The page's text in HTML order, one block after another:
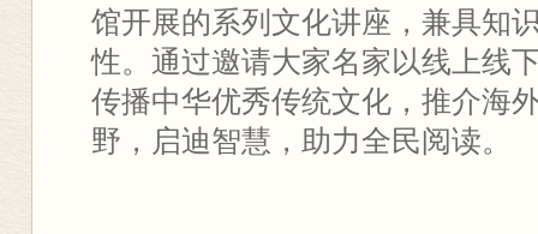
馆开展的系列文化讲座，兼具知
性。通过邀请大家名家以线上线
传播中华优秀传统文化，推介海
野，启迪智慧，助力全民阅读。